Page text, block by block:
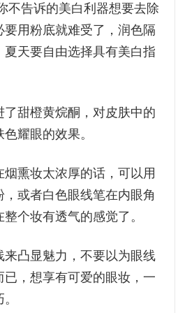
不告诉的美白利器想要去除
用粉底就难受了，润色隔
天要自由选择具有美白指
了甜橙黄烷酮，对皮肤中的
耀眼的效果。
熏妆太浓厚的话，可以用
或者白色眼线笔在内眼角
个妆有透气的感觉了。
来凸显魅力，不要以为眼线
，想享有可爱的眼妆，一